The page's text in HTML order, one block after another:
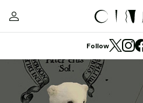
Follow